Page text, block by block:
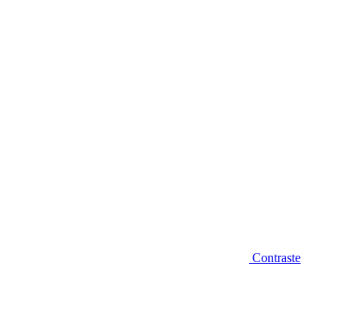
Contraste